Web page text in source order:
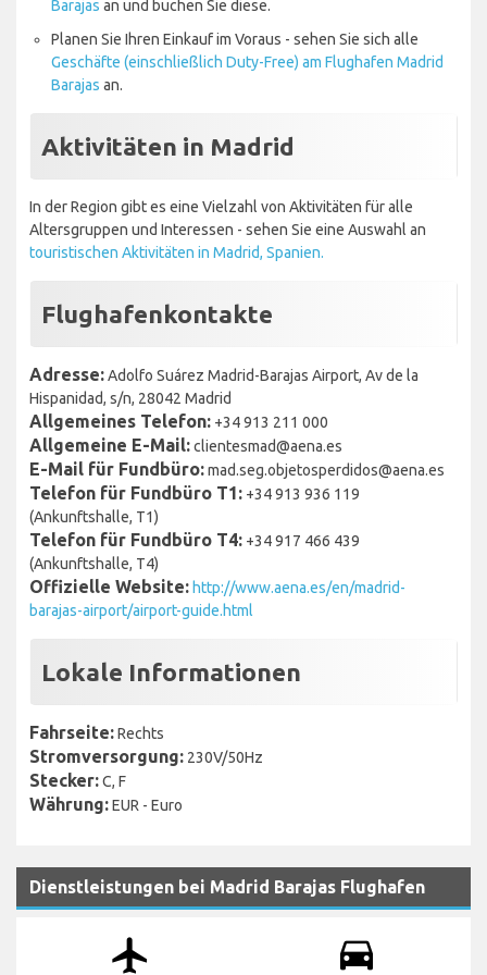
Barajas an und buchen Sie diese.
Planen Sie Ihren Einkauf im Voraus - sehen Sie sich alle
Geschäfte (einschließlich Duty-Free) am Flughafen Madrid
Barajas an.
Aktivitäten in Madrid
In der Region gibt es eine Vielzahl von Aktivitäten für alle
Altersgruppen und Interessen - sehen Sie eine Auswahl an
touristischen Aktivitäten in Madrid, Spanien.
Flughafenkontakte
Adresse:Adolfo Suárez Madrid-Barajas Airport, Av de la
Hispanidad, s/n, 28042 Madrid
Allgemeines Telefon: +34 913 211 000
Allgemeine E-Mail:clientesmad@aena.es
E-Mail für Fundbüro:mad.seg.objetosperdidos@aena.es
Telefon für Fundbüro T1: +34 913 936 119
(Ankunftshalle, T1)
Telefon für Fundbüro T4: +34 917 466 439
(Ankunftshalle, T4)
Offizielle Website: http://www.aena.es/en/madrid-
barajas-airport/airport-guide.html
Lokale Informationen
Fahrseite:Rechts
Stromversorgung: 230V/50Hz
Stecker:C, F
Währung:EUR - Euro
Dienstleistungen bei Madrid Barajas Flughafen
airplanemode_active drive_eta